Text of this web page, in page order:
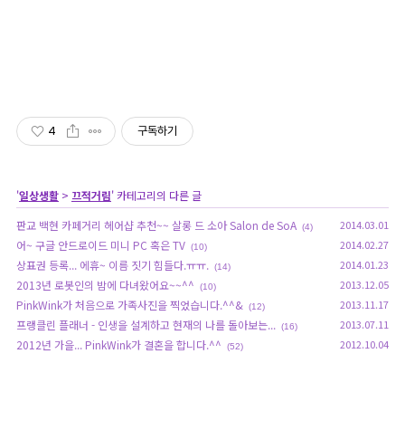
4 구독하기
'일상생활 > 끄적거림' 카테고리의 다른 글
판교 백현 카페거리 헤어샵 추천~~ 살롱 드 소아 Salon de SoA (4) 2014.03.01
어~ 구글 안드로이드 미니 PC 혹은 TV (10) 2014.02.27
상표권 등록... 에휴~ 이름 짓기 힘들다.ㅠㅠ. (14) 2014.01.23
2013년 로봇인의 밤에 다녀왔어요~~^^ (10) 2013.12.05
PinkWink가 처음으로 가족사진을 찍었습니다.^^& (12) 2013.11.17
프랭클린 플래너 - 인생을 설계하고 현재의 나를 돌아보는... (16) 2013.07.11
2012년 가을... PinkWink가 결혼을 합니다.^^ (52) 2012.10.04